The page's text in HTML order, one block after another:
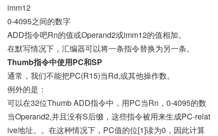
imm12
0-4095之间的数字
ADD指令吧Rn的值或Operand2或imm12的值相加。
在默写情况下，汇编器可以将一条指令替换为另一条。
Thumb指令中使用PC和SP
通常，我们不能把PC(R15)当Rd,或其他操作数。
例外的是：
可以在32位Thumb ADD指令中，用PC当Rn，0-4095的数
当Operand2,并且没有S后缀，这些指令被用来生成PC-relat
ive地址。。在这种情况下，PC值的位[1]读为0，因此计算